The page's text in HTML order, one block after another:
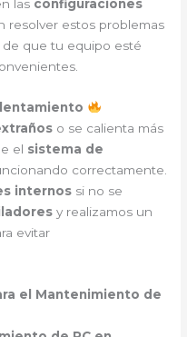
las configuraciones
resolver estos problemas
de que tu equipo esté
o se calienta más
el sistema de
correctamente.
internos si no se
y realizamos un
evitar
el Mantenimiento de